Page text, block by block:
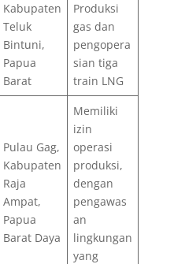
Kabupaten
Teluk
Bintuni,
Papua
Barat
Produksi
gas dan
pengopera
sian tiga
train LNG
Pulau Gag,
Kabupaten
Raja
Ampat,
Papua
Barat Daya
Memiliki
izin
operasi
produksi,
dengan
pengawas
an
lingkungan
yang